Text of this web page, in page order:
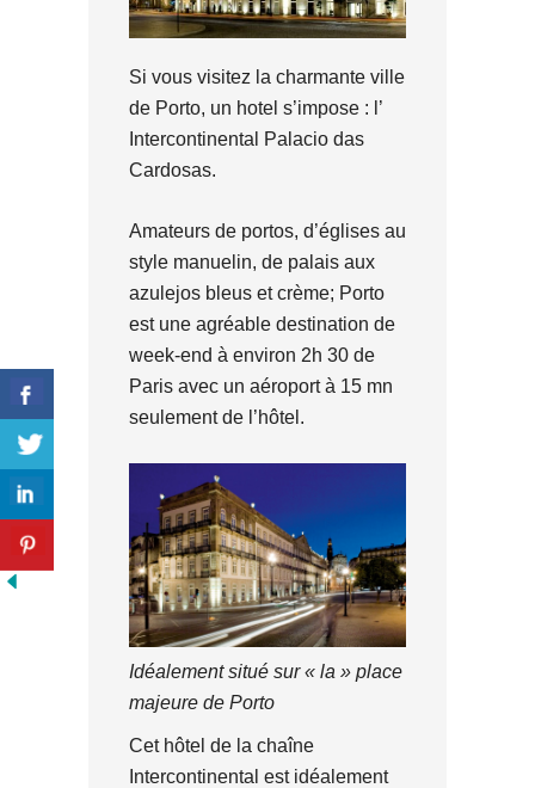
Si vous visitez la charmante ville
de Porto, un hotel s’impose : l’
Intercontinental Palacio das
Cardosas.
Amateurs de portos, d’églises au
style manuelin, de palais aux
azulejos bleus et crème; Porto
est une agréable destination de
week-end à environ 2h 30 de
Paris avec un aéroport à 15 mn
seulement de l’hôtel.
Idéalement situé sur « la » place
majeure de Porto
Cet hôtel de la chaîne
Intercontinental est idéalement